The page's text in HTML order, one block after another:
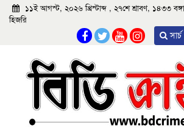
১১ই আগস্ট, ২০২৬ খ্রিস্টাব্দ , ২৭শে শ্রাবণ, ১৪৩৩
হিজরি
সার্চ